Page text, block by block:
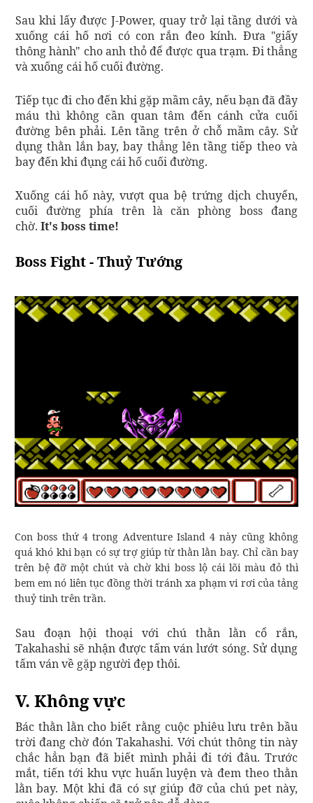
Sau khi lấy được J-Power, quay trở lại tầng dưới và
xuống cái hố nơi có con rắn đeo kính. Đưa "giấy
thông hành" cho anh thỏ để được qua trạm. Đi thẳng
và xuống cái hố cuối đường.
Tiếp tục đi cho đến khi gặp mầm cây, nếu bạn đã đầy
máu thì không cần quan tâm đến cánh cửa cuối
đường bên phải. Lên tầng trên ở chỗ mầm cây. Sử
dụng thằn lắn bay, bay thẳng lên tầng tiếp theo và
bay đến khi đụng cái hố cuối đường.
Xuống cái hố này, vượt qua bệ trứng dịch chuyển,
cuối đường phía trên là căn phòng boss đang
chờ. It's boss time!
Boss Fight - Thuỷ Tướng
Con boss thứ 4 trong Adventure Island 4 này cũng không
quá khó khi bạn có sự trợ giúp từ thằn lằn bay. Chỉ cần bay
trên bệ đỡ một chút và chờ khi boss lộ cái lõi màu đỏ thì
bem em nó liên tục đồng thời tránh xa phạm vi rơi của tảng
thuỷ tinh trên trần.​
Sau đoạn hội thoại với chú thằn lằn cổ rắn,
Takahashi sẽ nhận được tấm ván lướt sóng. Sử dụng
tấm ván về gặp người đẹp thôi.
V. Không vực
Bác thằn lằn cho biết rằng cuộc phiêu lưu trên bầu
trời đang chờ đón Takahashi. Với chút thông tin này
chắc hẳn bạn đã biết mình phải đi tới đâu. Trước
mắt, tiến tới khu vực huấn luyện và đem theo thằn
lằn bay. Một khi đã có sự giúp đỡ của chú pet này,